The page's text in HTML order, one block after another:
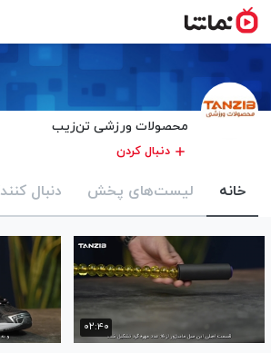
محصولات ورزشی تن‌زیب
دنبال کردن
خانه لیست‌های پخش دنبال
۰۲:۴۰